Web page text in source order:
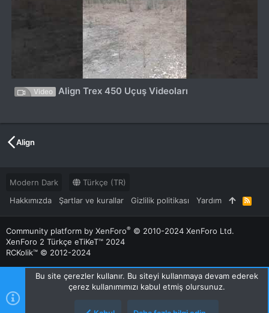
Video Align Trex 450 Uçuş Videoları
Align
Modern Dark
Türkçe (TR)
Hakkımızda
Şartlar ve kurallar Gizlilik politikası Yardım
R
S
S
Community platform by XenForo® © 2010-2024 XenForo Ltd.
XenForo 2 Türkçe eTiKeT™ 2024
RCKolik™ © 2012-2024
Bu site çerezler kullanır. Bu siteyi kullanmaya devam ederek
çerez kullanımımızı kabul etmiş olursunuz.